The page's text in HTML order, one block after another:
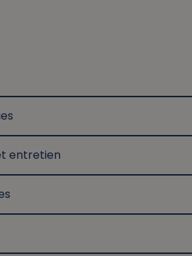
entretien